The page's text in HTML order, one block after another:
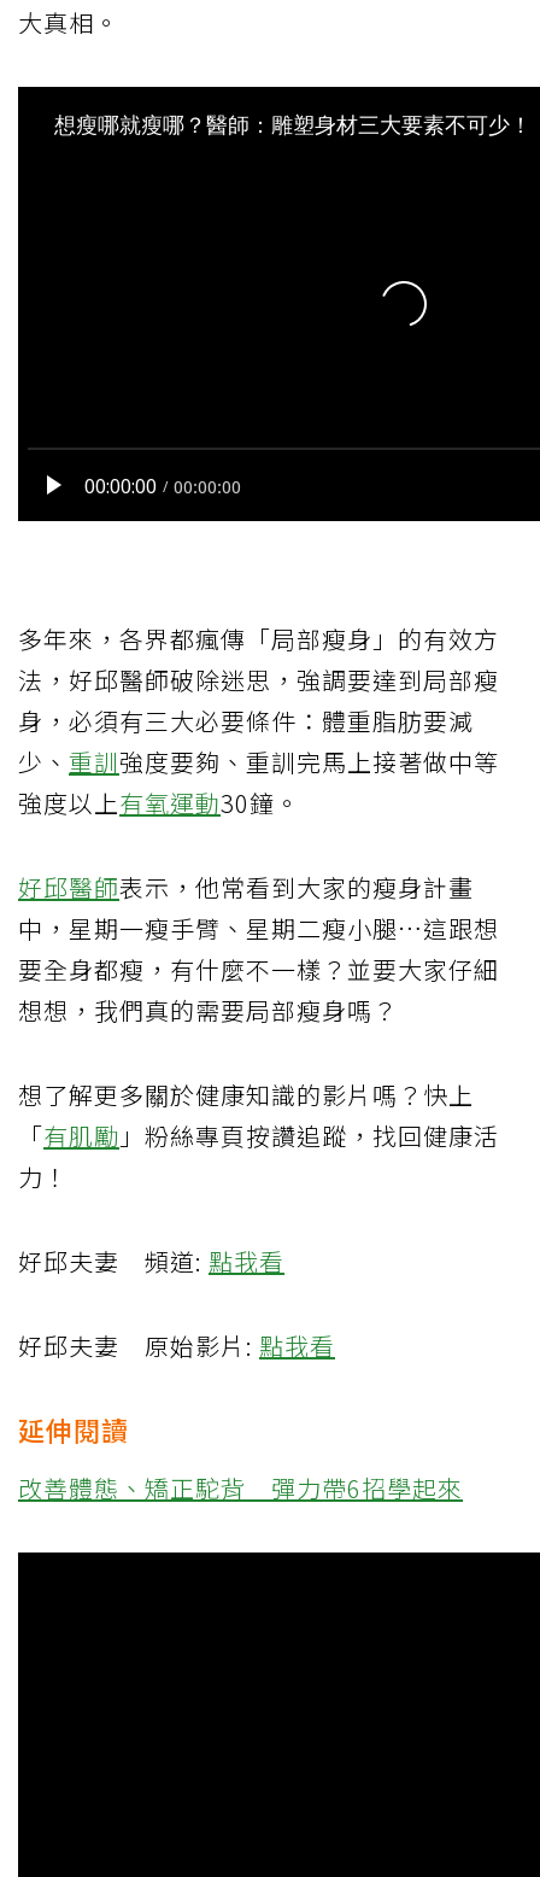
大真相。
多年來，各界都瘋傳「局部瘦身」的有效方
法，好邱醫師破除迷思，強調要達到局部瘦
身，必須有三大必要條件：體重脂肪要減
少、 重訓強度要夠、重訓完馬上接著做中等
強度以上有氧運動30鐘。
好邱醫師表示，他常看到大家的瘦身計畫
中，星期一瘦手臂、星期二瘦小腿…這跟想
要全身都瘦，有什麼不一樣？並要大家仔細
想想，我們真的需要局部瘦身嗎？
想了解更多關於健康知識的影片嗎？快上
「有肌勵 」粉絲專頁按讚追蹤，找回健康活
力！
好邱夫妻 頻道: 點我看
好邱夫妻 原始影片: 點我看
延伸閱讀
改善體態、矯正駝背 彈力帶6招學起來